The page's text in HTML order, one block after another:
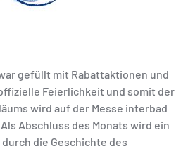
gefüllt mit Rabattaktionen und
Feierlichkeit und somit der
wird auf der Messe interbad
Abschluss des Monats wird ein
die Geschichte des